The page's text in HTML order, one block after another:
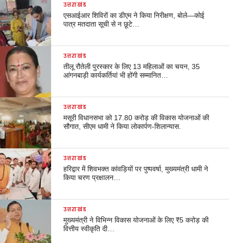
उत्तराखंड
एसआईआर शिविरों का डीएम ने किया निरीक्षण, बोले—कोई
पात्र मतदाता सूची से न छूटे…
उत्तराखंड
तीलू रौतेली पुरस्कार के लिए 13 महिलाओं का चयन, 35
आंगनबाड़ी कार्यकर्तियां भी होंगी सम्मानित…
उत्तराखंड
मसूरी विधानसभा को 17.80 करोड़ की विकास योजनाओं की
सौगात, सीएम धामी ने किया लोकार्पण-शिलान्यास.
उत्तराखंड
हरिद्वार में शिवभक्त कांवड़ियों पर पुष्पवर्षा, मुख्यमंत्री धामी ने
किया चरण प्रक्षालन…
उत्तराखंड
मुख्यमंत्री ने विभिन्न विकास योजनाओं के लिए ₹5 करोड़ की
वित्तीय स्वीकृति दी…